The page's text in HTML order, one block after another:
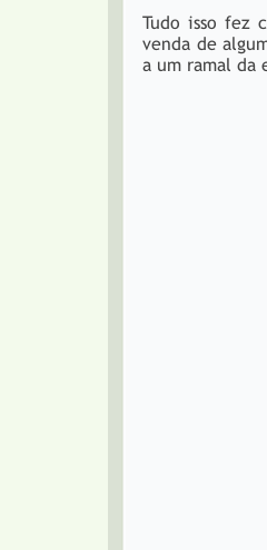
Tudo isso fez
venda de
a um ramal da